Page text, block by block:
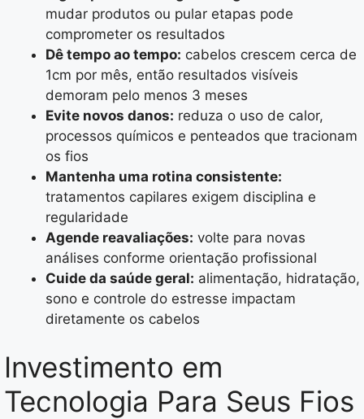
mudar produtos ou pular etapas pode
comprometer os resultados
Dê tempo ao tempo: cabelos crescem cerca de
1cm por mês, então resultados visíveis
demoram pelo menos 3 meses
Evite novos danos: reduza o uso de calor,
processos químicos e penteados que tracionam
os fios
Mantenha uma rotina consistente:
tratamentos capilares exigem disciplina e
regularidade
Agende reavaliações: volte para novas
análises conforme orientação profissional
Cuide da saúde geral: alimentação, hidratação,
sono e controle do estresse impactam
diretamente os cabelos
Investimento em
Tecnologia Para Seus Fios